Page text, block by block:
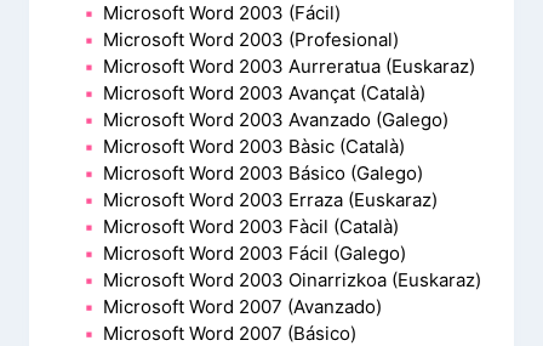
Microsoft Word 2003 (Fácil)
Microsoft Word 2003 (Profesional)
Microsoft Word 2003 Aurreratua (Euskaraz)
Microsoft Word 2003 Avançat (Català)
Microsoft Word 2003 Avanzado (Galego)
Microsoft Word 2003 Bàsic (Català)
Microsoft Word 2003 Básico (Galego)
Microsoft Word 2003 Erraza (Euskaraz)
Microsoft Word 2003 Fàcil (Català)
Microsoft Word 2003 Fácil (Galego)
Microsoft Word 2003 Oinarrizkoa (Euskaraz)
Microsoft Word 2007 (Avanzado)
Microsoft Word 2007 (Básico)